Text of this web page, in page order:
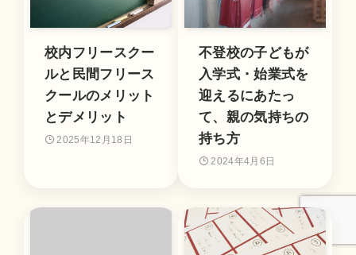
校内フリースクー
ルと民間フリース
クールのメリット
とデメリット
2025年12月18日
不登校の子どもが
入学式・始業式を
迎えるにあたっ
て、親の気持ちの
持ち方
2024年4月6日